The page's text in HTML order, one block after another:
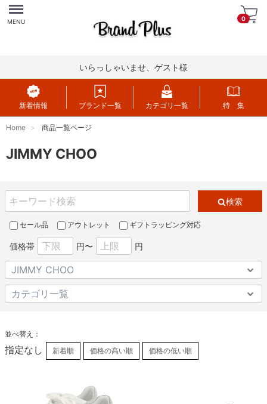
Menu
MENU 0
いらっしゃいませ、ゲスト様
新着情報 ブランド一覧 カテゴリ一覧 特 集
Home 商品一覧ページ
JIMMY CHOO
検索
セール品 アウトレット ギフトラッピング対応
価格帯 円〜 円
並べ替え：
指定なし 新着順 価格の高い順 価格の低い順